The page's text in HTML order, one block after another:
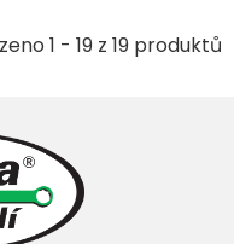
1 - 19 z 19 produktů